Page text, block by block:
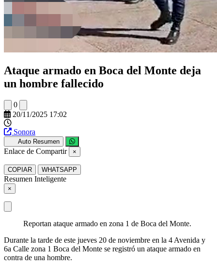
Ataque armado en Boca del Monte deja
un hombre fallecido
0
20/11/2025 17:02
Sonora
Auto Resumen
Enlace de Compartir ×
COPIAR WHATSAPP
Resumen Inteligente
×
Reportan ataque armado en zona 1 de Boca del Monte.
Durante la tarde de este jueves 20 de noviembre en la 4 Avenida y
6a Calle zona 1 Boca del Monte se registró un ataque armado en
contra de una hombre.